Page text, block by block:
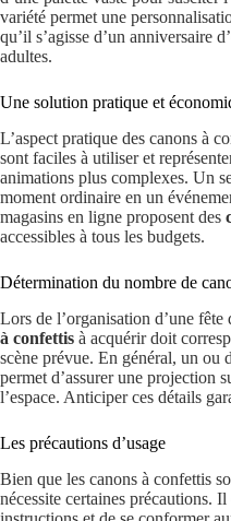
variété permet une
qu’il s’agisse d’un anniversaire
adultes.
Une solution pratique et
L’aspect pratique des canons à
sont faciles à utiliser et
animations plus complexes. Un
moment ordinaire en un
magasins en ligne proposent des
accessibles à tous les budgets.
Détermination du nombre de
Lors de l’organisation d’une
à confettis à acquérir doit
scène prévue. En général, un ou
permet d’assurer une projection
l’espace. Anticiper ces détails
Les précautions d’usage
Bien que les canons à confettis
nécessite certaines précautions.